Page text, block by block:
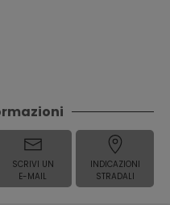
SCRIVI UN
E-MAIL
INDICAZIONI
STRADALI